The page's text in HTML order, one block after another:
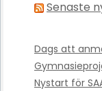
Senaste
Dags att
Nystart för